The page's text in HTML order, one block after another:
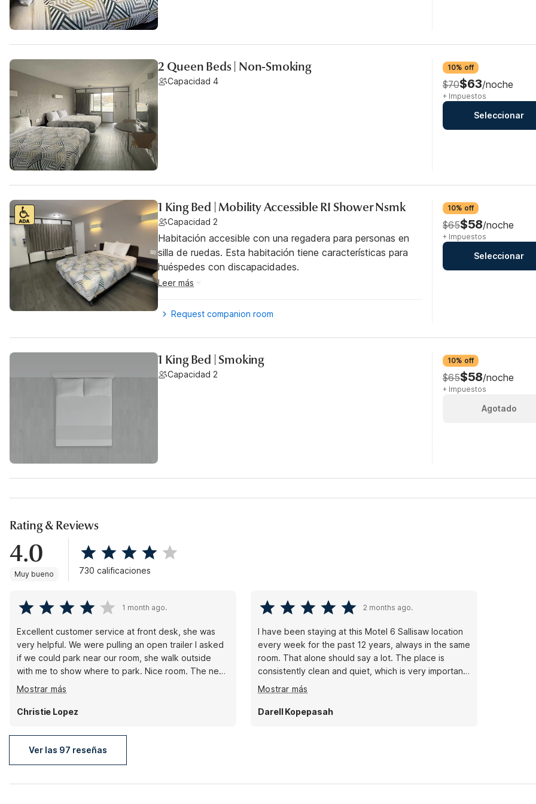
2 Queen Beds | Non-Smoking
Capacidad 4
10% off
$70$63/noche
+ Impuestos
Seleccionar
1 King Bed | Mobility Accessible RI Shower Nsmk
Capacidad 2
Habitación accesible con una regadera para personas en
silla de ruedas. Esta habitación tiene características para
huéspedes con discapacidades.
Leer más
Request companion room
10% off
$65$58/noche
+ Impuestos
Seleccionar
1 King Bed | Smoking
Capacidad 2
10% off
$65$58/noche
+ Impuestos
Agotado
Rating & Reviews
4.0
Muy bueno 730 calificaciones
1 month ago.
Excellent customer service at front desk, she was
very helpful. We were pulling an open trailer I asked
if we could park near our room, she walk outside
with me to show where to park. Nice room. The next
comment has nothing to do with THIS Motel 6. I'm
adding this only for travelers heading to
Montgomery AL. DON'T stay at the Motel 6 on
reviews
Mostrar más
Christie Lopez
2 months ago.
I have been staying at this Motel 6 Sallisaw location
every week for the past 12 years, always in the same
room. That alone should say a lot. The place is
consistently clean and quiet, which is very important
to me. The manager and staff are always friendly,
respectful, and helpful. I feel comfortable here every
time I stay, and that’s why I keep coming back. Very
Mostrar más
Darell Kopepasah
Ver las 97 reseñas